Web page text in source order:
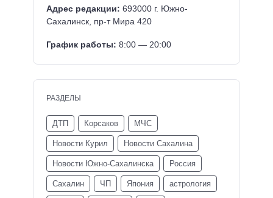
Адрес редакции: 693000 г. Южно-
Сахалинск, пр-т Мира 420
График работы: 8:00 — 20:00
РАЗДЕЛЫ
ДТП Корсаков МЧС
Новости Курил Новости Сахалина
Новости Южно-Сахалинска Россия
Сахалин ЧП Япония астрология